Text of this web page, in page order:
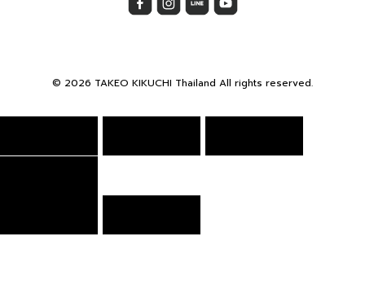
© 2026 TAKEO KIKUCHI Thailand All rights reserved.